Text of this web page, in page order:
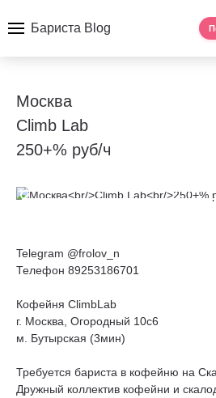
Бариста Blog
Москва
Climb Lab
250+% руб/ч
Telegram @frolov_n
Телефон 89253186701
Кофейня ClimbLab
г. Москва, Огородный 10с6
м. Бутырская (3мин)
Требуется бариста в кофейню на
Дружный коллектив кофейни и